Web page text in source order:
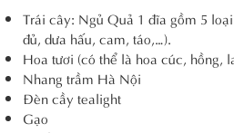
Trái cây: Ngủ Quả 1 đĩa gồm 5
đủ, dưa hấu, cam, táo,…).
Hoa tươi (có thể là hoa cúc, hồng,
Nhang trầm Hà Nội
Đèn cầy tealight
Gạo